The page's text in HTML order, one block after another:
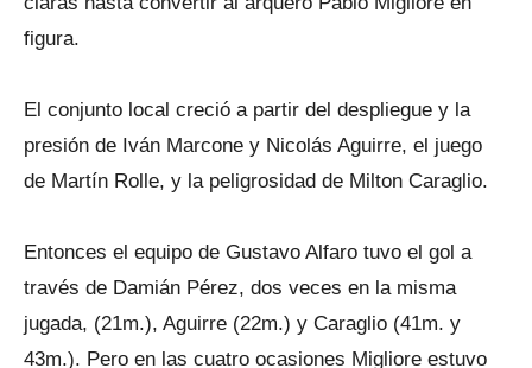
figura.
El conjunto local creció a partir del despliegue y la
presión de Iván Marcone y Nicolás Aguirre, el juego
de Martín Rolle, y la peligrosidad de Milton Caraglio.
Entonces el equipo de Gustavo Alfaro tuvo el gol a
través de Damián Pérez, dos veces en la misma
jugada, (21m.), Aguirre (22m.) y Caraglio (41m. y
43m.). Pero en las cuatro ocasiones Migliore estuvo